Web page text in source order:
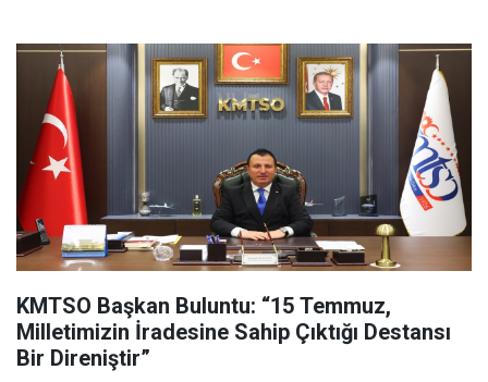
KMTSO Başkan Buluntu: “15 Temmuz,
Milletimizin İradesine Sahip Çıktığı Destansı
Bir Direniştir”